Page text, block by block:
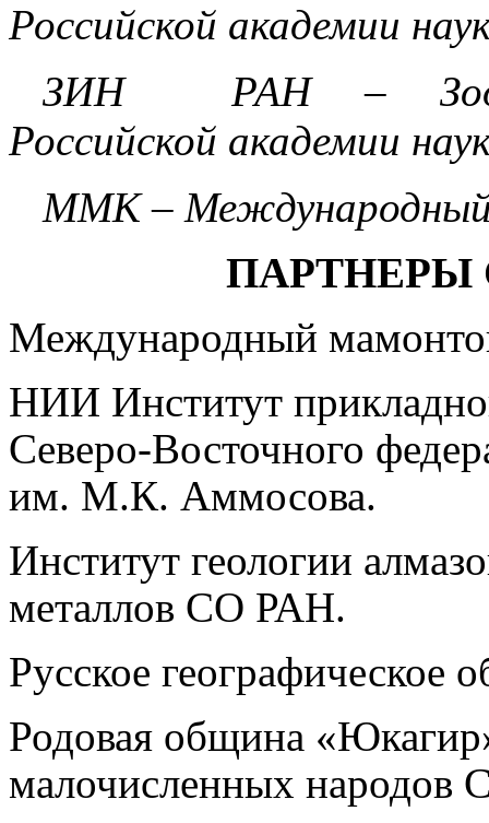
Российской академии
ЗИН РАН –
Российской академии
ММК –
ПАРТНЕРЫ
Международный
НИИ Институт
Северо-Восточного
им. М.К. Аммосова.
Институт геологии
металлов СО РАН.
Русское географическое
Родовая община
малочисленных народов